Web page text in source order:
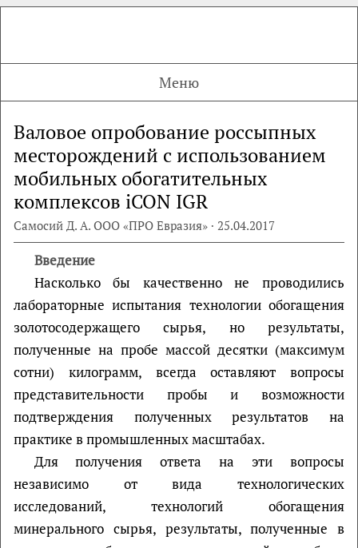
Меню
Валовое опробование россыпных
месторождений с использованием
мобильных обогатительных
комплексов iCON IGR
Самосий Д. А. ООО «ПРО Евразия» · 25.04.2017
Введение
Насколько бы качественно не проводились
лабораторные испытания технологии обогащения
золотосодержащего сырья, но результаты,
полученные на пробе массой десятки (максимум
сотни) килограмм, всегда оставляют вопросы
представительности пробы и возможности
подтверждения полученных результатов на
практике в промышленных масштабах.
Для получения ответа на эти вопросы
независимо от вида технологических
исследований, технологий обогащения
минерального сырья, результаты, полученные в